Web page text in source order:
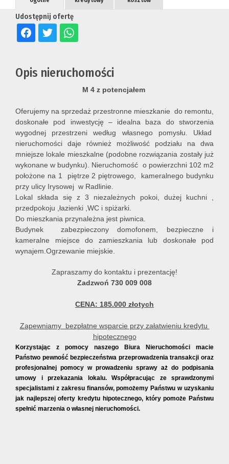
Udostępnij ofertę
Opis nieruchomości
M 4 z potencjałem
Oferujemy na sprzedaż przestronne mieszkanie do remontu,
doskonałe pod inwestycję – idealna baza do stworzenia
wygodnej przestrzeni według własnego pomysłu. Układ
nieruchomości daje również możliwość podziału na dwa
mniejsze lokale mieszkalne (podobne rozwiązania zostały już
wykonane w budynku). Nieruchomość o powierzchni 102 m2
położone na 1 piętrze 2 piętrowego, kameralnego budynku
przy ulicy Irysowej w Radlinie.
Lokal składa się z 3 niezależnych pokoi, dużej kuchni ,
przedpokoju ,łazienki ,WC i spiżarki.
Do mieszkania przynależna jest piwnica.
Budynek zabezpieczony domofonem, bezpieczne i
kameralne miejsce do zamieszkania lub doskonałe pod
wynajem.Ogrzewanie miejskie.
Zapraszamy do kontaktu i prezentację!
Zadzwoń 730 009 008
CENA: 185.000 złotych
Zapewniamy bezpłatne wsparcie przy załatwieniu kredytu
hipotecznego
Korzystając z pomocy naszego Biura Nieruchomości macie
Państwo pewność bezpieczeństwa przeprowadzenia transakcji oraz
profesjonalnej pomocy w prowadzeniu sprawy aż do podpisania
umowy i przekazania lokalu. Współpracując ze sprawdzonymi
specjalistami z zakresu finansów, pomożemy Państwu w uzyskaniu
jak najlepszej oferty kredytu hipotecznego, który pomoże Państwu
spełnić marzenia o własnej nieruchomości.